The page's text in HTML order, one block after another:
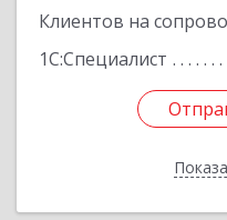
Клиентов на
1С:Специалист